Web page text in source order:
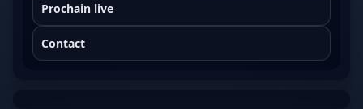
Prochain live
Contact